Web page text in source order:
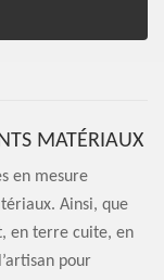
MATÉRIAUX
en mesure
Ainsi, que
en terre cuite, en
pour